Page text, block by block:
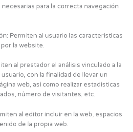
para la correcta navegación
Permiten al usuario las características
la website.
al prestador el análisis vinculado a la
con la finalidad de llevar un
web, así como realizar estadísticas
número de visitantes, etc.
al editor incluir en la web, espacios
de la propia web.